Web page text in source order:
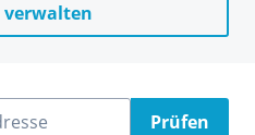
verwalten
Prüfen